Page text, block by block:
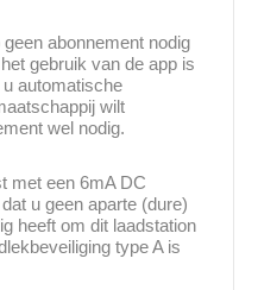
abonnement nodig
gebruik van de app is
automatische
wilt
wel nodig.
met een 6mA DC
u geen aparte (dure)
heeft om dit laadstation
type A is